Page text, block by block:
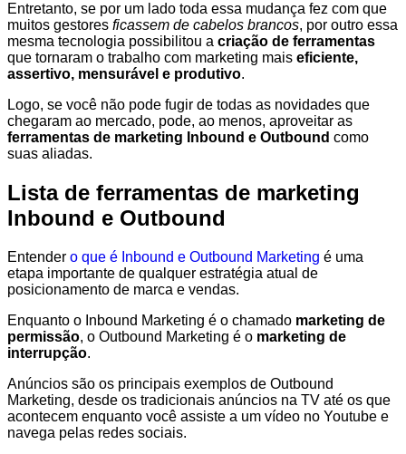
Entretanto, se por um lado toda essa mudança fez com que
muitos gestores ficassem de cabelos brancos, por outro essa
mesma tecnologia possibilitou a criação de ferramentas
que tornaram o trabalho com marketing mais eficiente,
assertivo, mensurável e produtivo.
Logo, se você não pode fugir de todas as novidades que
chegaram ao mercado, pode, ao menos, aproveitar as
ferramentas de marketing Inbound e Outbound como
suas aliadas.
Lista de ferramentas de marketing
Inbound e Outbound
Entender o que é Inbound e Outbound Marketing é uma
etapa importante de qualquer estratégia atual de
posicionamento de marca e vendas.
Enquanto o Inbound Marketing é o chamado marketing de
permissão, o Outbound Marketing é o marketing de
interrupção.
Anúncios são os principais exemplos de Outbound
Marketing, desde os tradicionais anúncios na TV até os que
acontecem enquanto você assiste a um vídeo no Youtube e
navega pelas redes sociais.